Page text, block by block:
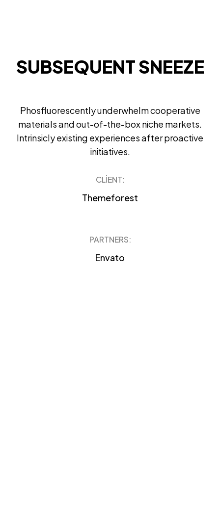
SUBSEQUENT SNEEZE
Phosfluorescently underwhelm cooperative
materials and out-of-the-box niche markets.
Intrinsicly existing experiences after proactive
initiatives.
CLIENT:
Themeforest
PARTNERS:
Envato